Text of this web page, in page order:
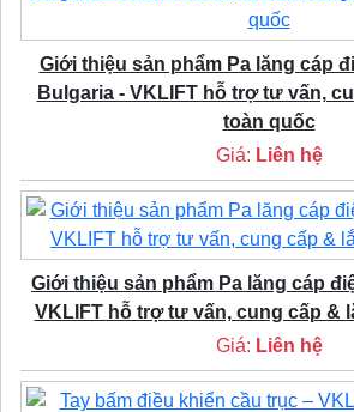
Giới thiệu sản phẩm Pa lăng cáp
Bulgaria - VKLIFT hỗ trợ tư vấn,
toàn quốc
Giá: Liên hệ
Giới thiệu sản phẩm Pa lăng cáp
VKLIFT hỗ trợ tư vấn, cung cấp &
Giá: Liên hệ